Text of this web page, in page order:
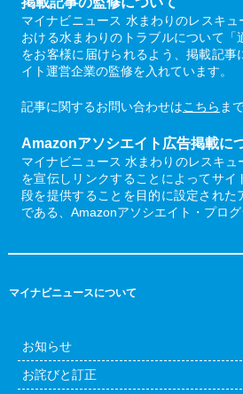
マイナビニュース 水まわりのレスキ
おける水まわりのトラブルについて「
をお客様に届けられるよう、掲載記
イト運営企業の監修を入れています。
記事に関するお問い合わせはこちら ま
Amazonアソシエイト広告掲載に
マイナビニュース 水まわりのレスキ
を宣伝しリンクすることによってサ
段を提供することを目的に設定された
である、Amazonアソシエイト・プログ
マイナビニュースについて
お知らせ
お詫びと訂正